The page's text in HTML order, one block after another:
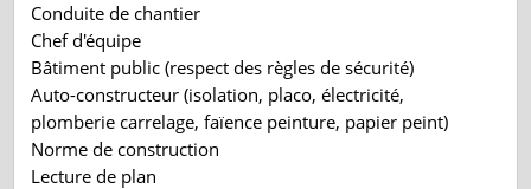
Conduite de chantier
Chef d'équipe
Bâtiment public (respect des règles de sécurité)
Auto-constructeur (isolation, placo, électricité,
plomberie carrelage, faïence peinture, papier peint)
Norme de construction
Lecture de plan